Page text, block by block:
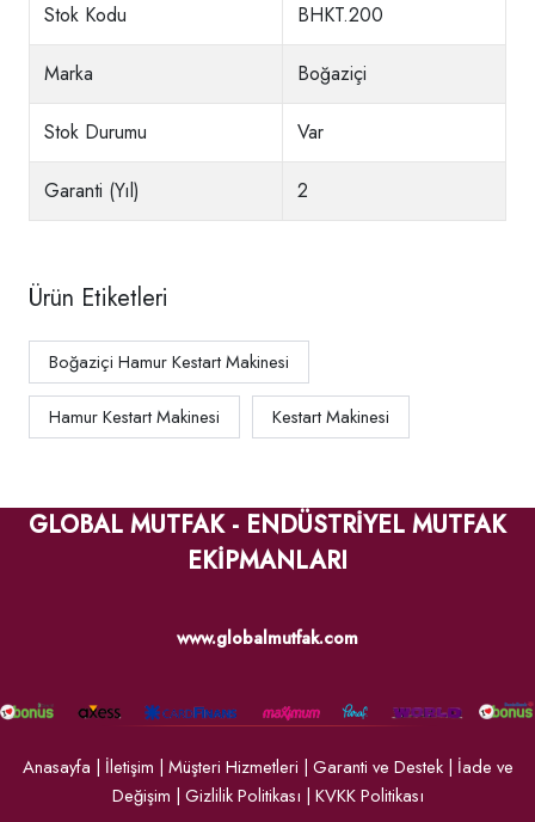
Stok Kodu BHKT.200
Marka Boğaziçi
Stok Durumu Var
Garanti (Yıl) 2
Ürün Etiketleri
Boğaziçi Hamur Kestart Makinesi
Hamur Kestart Makinesi Kestart Makinesi
GLOBAL MUTFAK - ENDÜSTRİYEL MUTFAK
EKİPMANLARI
www.globalmutfak.com
Anasayfa | İletişim | Müşteri Hizmetleri | Garanti ve Destek| İade ve
Değişim | Gizlilik Politikası | KVKK Politikası